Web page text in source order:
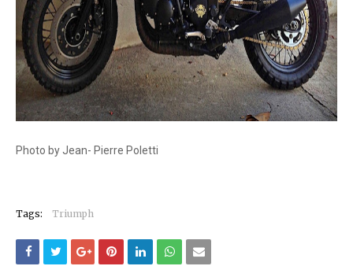
Photo by Jean- Pierre Poletti
Tags: Triumph